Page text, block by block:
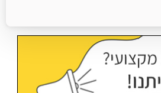
עודכן בתאריך:25/06/2026, בשעה 13:25